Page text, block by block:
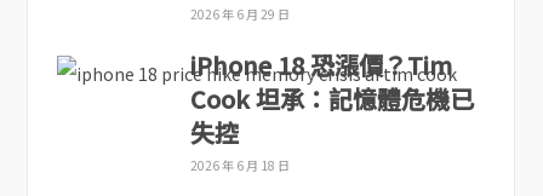
2026 年 6 月 29 日
iPhone 18 恐漲價？Tim
Cook 坦承：記憶體危機已
失控
2026 年 6 月 18 日